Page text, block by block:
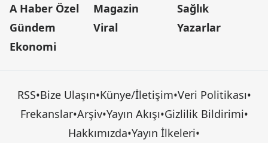
A Haber Özel
Gündem
Ekonomi
Magazin
Viral
Sağlık
Yazarlar
RSS•Bize Ulaşın•Künye/İletişim•Veri Politikası•
Frekanslar•Arşiv•Yayın Akışı•Gizlilik Bildirimi•
Hakkımızda•Yayın İlkeleri•